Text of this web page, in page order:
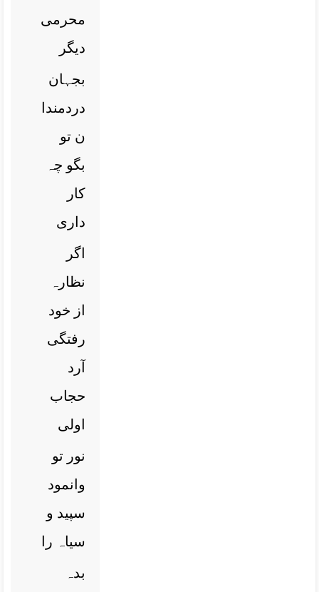
محرمی
دیگر
بجہان
دردمندا
ن تو
بگو چہ
کار
داری
اگر
نظارہ
از خود
رفتگی
آرد
حجاب
اولی
نور تو
وانمود
سپید و
سیاہ را
بدہ